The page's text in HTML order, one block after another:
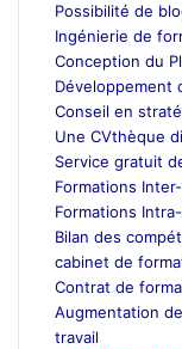
Possibilité de
Ingénierie de
Conception du
Développement
Conseil en
Une CVthèque
Service gratuit
Formations
Formations
Bilan des
cabinet de
Contrat de
Augmentation
travail